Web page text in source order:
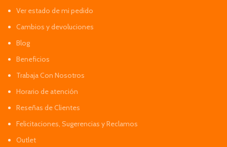
Ver estado de mi pedido
Cambios y devoluciones
Blog
Beneficios
Trabaja Con Nosotros
Horario de atención
Reseñas de Clientes
Felicitaciones, Sugerencias y Reclamos
Outlet